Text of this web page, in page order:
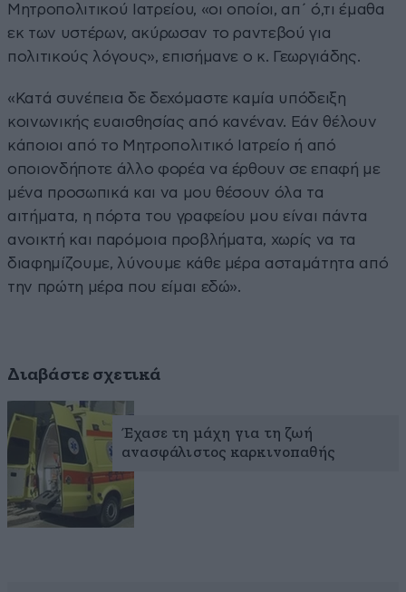
Μητροπολιτικού Ιατρείου, «οι οποίοι, απ΄ ό,τι έμαθα
εκ των υστέρων, ακύρωσαν το ραντεβού για
πολιτικούς λόγους», επισήμανε ο κ. Γεωργιάδης.
«Κατά συνέπεια δε δεχόμαστε καμία υπόδειξη
κοινωνικής ευαισθησίας από κανέναν. Εάν θέλουν
κάποιοι από το Μητροπολιτικό Ιατρείο ή από
οποιονδήποτε άλλο φορέα να έρθουν σε επαφή με
μένα προσωπικά και να μου θέσουν όλα τα
αιτήματα, η πόρτα του γραφείου μου είναι πάντα
ανοικτή και παρόμοια προβλήματα, χωρίς να τα
διαφημίζουμε, λύνουμε κάθε μέρα ασταμάτητα από
την πρώτη μέρα που είμαι εδώ».
Διαβάστε σχετικά
Έχασε τη μάχη για τη ζωή
ανασφάλιστος καρκινοπαθής